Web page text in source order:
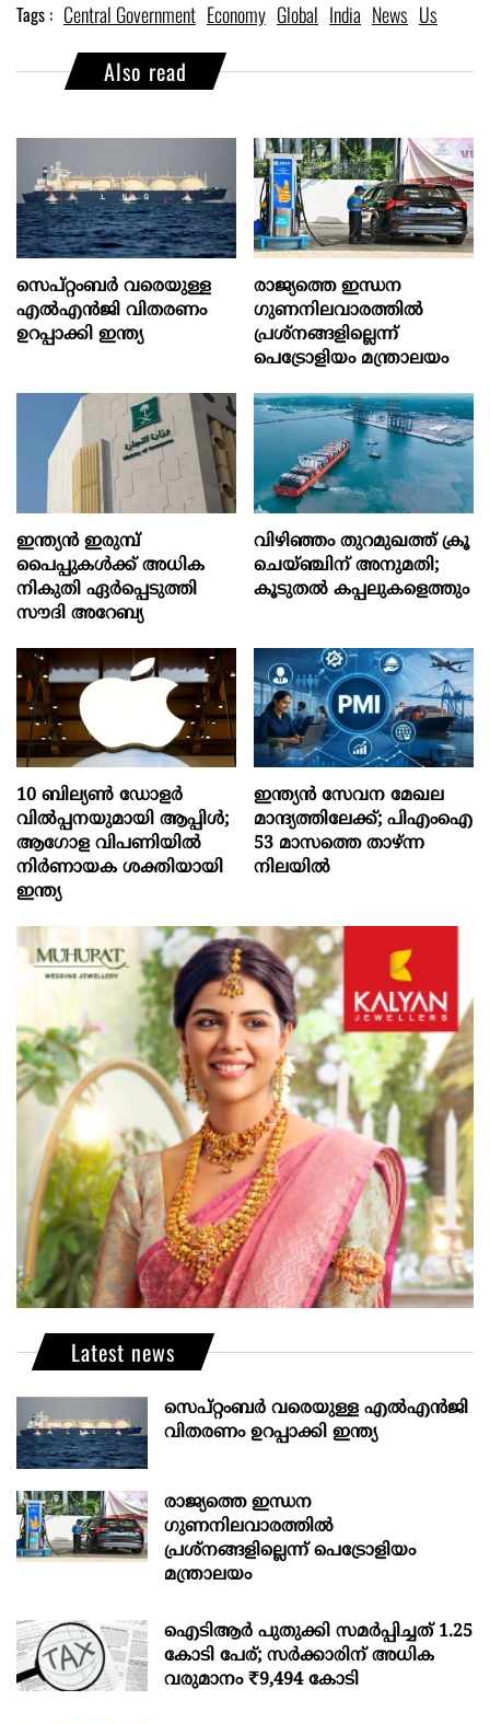
Tags : Central Government Economy Global India News Us
Also read
സെപ്റ്റംബർ വരെയുള്ള
എൽഎൻജി വിതരണം
ഉറപ്പാക്കി ഇന്ത്യ
രാജ്യത്തെ ഇന്ധന
ഗുണനിലവാരത്തില്‍
പ്രശ്‌നങ്ങളില്ലെന്ന്
പെട്രോളിയം മന്ത്രാലയം
ഇന്ത്യൻ ഇരുമ്പ്
പൈപ്പുകൾക്ക് അധിക
നികുതി ഏർപ്പെടുത്തി
സൗദി അറേബ്യ
വിഴിഞ്ഞം തുറമുഖത്ത് ക്രൂ
ചെയ്ഞ്ചിന് അനുമതി;
കൂടുതൽ കപ്പലുകളെത്തും
10 ബില്യൺ ഡോളർ
വിൽപ്പനയുമായി ആപ്പിൾ;
ആഗോള വിപണിയിൽ
നിർണായക ശക്തിയായി
ഇന്ത്യ
ഇന്ത്യൻ സേവന മേഖല
മാന്ദ്യത്തിലേക്ക്; പിഎംഐ
53 മാസത്തെ താഴ്ന്ന
നിലയില്‍
Latest news
സെപ്റ്റംബർ വരെയുള്ള എൽഎൻജി
വിതരണം ഉറപ്പാക്കി ഇന്ത്യ
രാജ്യത്തെ ഇന്ധന
ഗുണനിലവാരത്തില്‍
പ്രശ്‌നങ്ങളില്ലെന്ന് പെട്രോളിയം
മന്ത്രാലയം
ഐടിആര്‍ പുതുക്കി സമർപ്പിച്ചത് 1.25
കോടി പേര്; സർക്കാരിന് അധിക
വരുമാനം ₹9,494 കോടി